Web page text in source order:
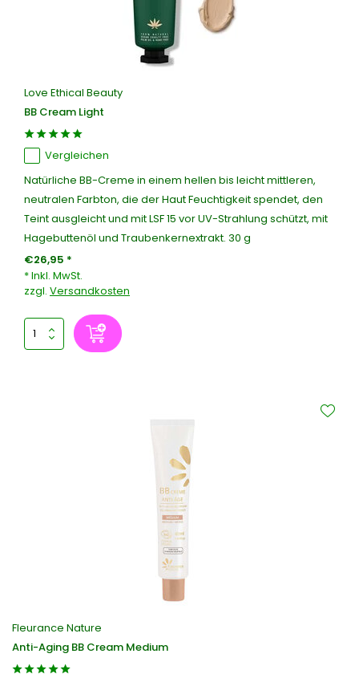
Love Ethical Beauty
BB Cream Light
Vergleichen
Natürliche BB-Creme in einem hellen bis leicht mittleren,
neutralen Farbton, die der Haut Feuchtigkeit spendet, den
Teint ausgleicht und mit LSF 15 vor UV-Strahlung schützt, mit
Hagebuttenöl und Traubenkernextrakt. 30 g
€26,95 *
* Inkl. MwSt.
zzgl. Versandkosten
Fleurance Nature
Anti-Aging BB Cream Medium